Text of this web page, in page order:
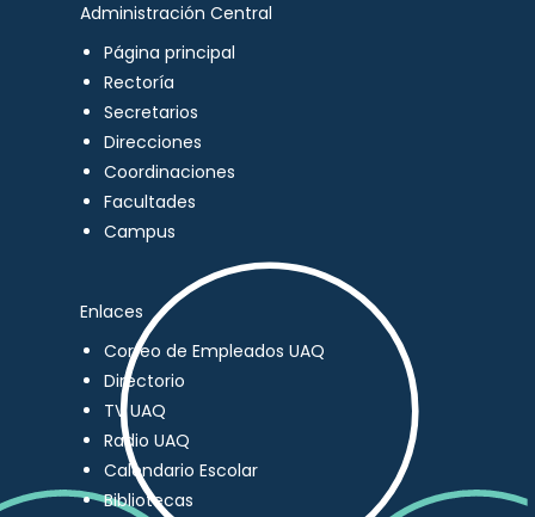
Administración Central
Página principal
Rectoría
Secretarios
Direcciones
Coordinaciones
Facultades
Campus
Enlaces
Correo de Empleados UAQ
Directorio
TV UAQ
Radio UAQ
Calendario Escolar
Bibliotecas